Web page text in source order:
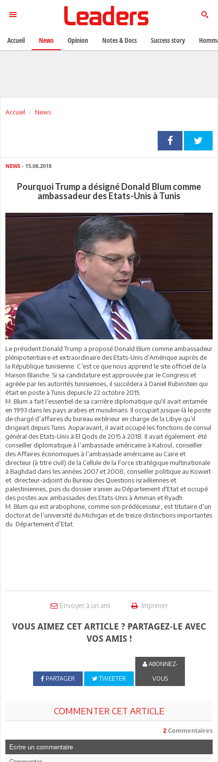
Accueil News
NEWS - 15.08.2018
Pourquoi Trump a désigné Donald Blum comme
ambassadeur des Etats-Unis à Tunis
Le président Donald Trump a proposé Donald Blum comme ambassadeur
plénipotentiaire et extraordinaire des Etats-Unis d’Amérique auprès de
la République tunisienne. C’est ce que nous apprend le site officiel de la
Maison Blanche. Si sa candidature est approuvée par le Congress et
agréée par les autorités tunisiennes, il succédera à Daniel Rubinstein qui
était en poste à Tunis depuis le 22 octobre 2015.
M. Blum a fait l’essentiel de sa carrière diplomatique qu'il avait entamée
en 1993 dans les pays arabes et musulmans. Il occupait jusque-là le poste
de chargé d’affaires du bureau extérieur en charge de la Libye qu’il
dirigeait depuis Tunis. Auparavant, il avait occupé les fonctions de consul
général des Etats-Unis à El Qods de 2015 à 2018. Il avait également été
conseiller diplomatique à l’ambassade américaine à Kaboul, conseiller
des Affaires économiques à l’ambassade américaine au Caire et
directeur (à titre civil) de la Cellule de la Force stratégique multinationale
à Baghdad dans les années 2007 et 2008, conseiller politique au Koweit
et directeur-adjoint du Bureau des Questions israéliennes et
palestiniennes, puis du dossier iranien au Département d'Etat et occupé
des postes aux ambassades des Etats-Unis à Amman et Ryadh.
M. Blum qui est arabophone, comme son prédécesseur, est titutaire d’un
doctorat de l’université du Michigan et de treize distinctions importantes
du Département d’Etat.
Envoyer à un ami Imprimer
VOUS AIMEZ CET ARTICLE ? PARTAGEZ-LE AVEC
VOS AMIS !
PARTAGER TWEETER
ABONNEZ-
VOUS
COMMENTER CET ARTICLE
2 Commentaires
Ecrire un commentaire
Accueil News Opinion Notes & Docs Success story